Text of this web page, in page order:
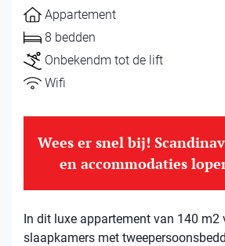
Appartement
8 bedden
Onbekendm tot de lift
Wifi
Wees er snel bij!
en accommodaties
In dit luxe appartement van 140 m2
slaapkamers met